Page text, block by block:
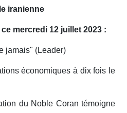
iranienne
mercredi 12 juillet 2023 :
jamais" (Leader)
économiques à dix fois le
du Noble Coran témoigne